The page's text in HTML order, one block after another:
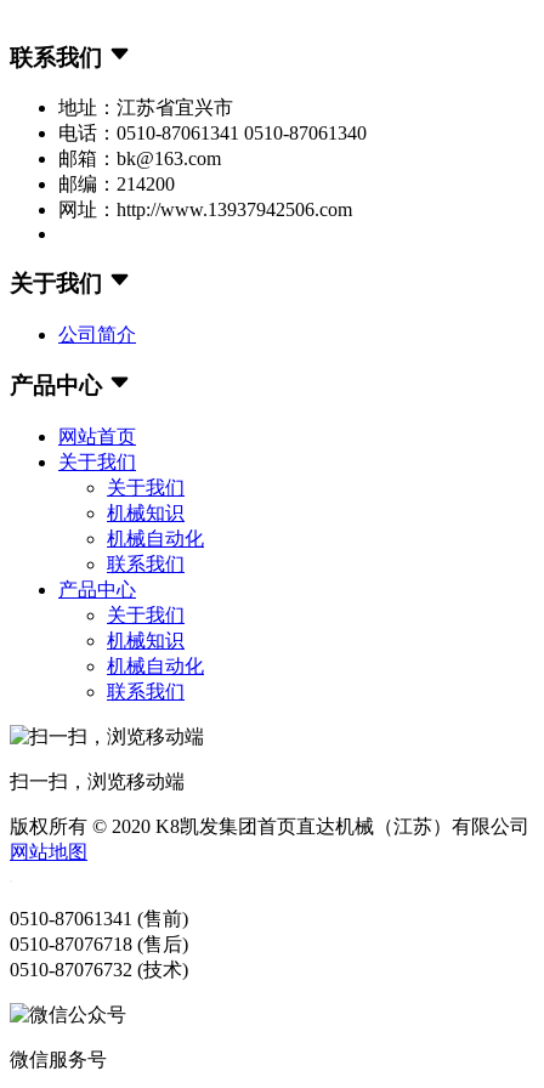
联系我们
地址：江苏省宜兴市
电话：0510-87061341 0510-87061340
邮箱：bk@163.com
邮编：214200
网址：http://www.13937942506.com
关于我们
公司简介
产品中心
网站首页
关于我们
关于我们
机械知识
机械自动化
联系我们
产品中心
关于我们
机械知识
机械自动化
联系我们
扫一扫，浏览移动端
版权所有 © 2020 K8凯发集团首页直达机械（江苏）有限公司
网站地图
0510-87061341 (售前)
0510-87076718 (售后)
0510-87076732 (技术)
微信服务号